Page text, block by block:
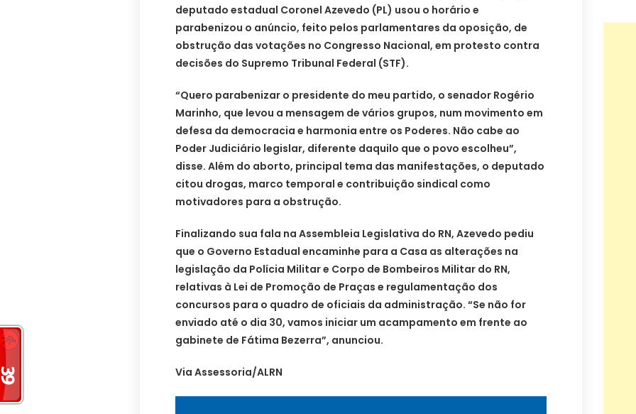
deputado estadual Coronel Azevedo (PL) usou o horário e
parabenizou o anúncio, feito pelos parlamentares da oposição, de
obstrução das votações no Congresso Nacional, em protesto contra
decisões do Supremo Tribunal Federal (STF).
“Quero parabenizar o presidente do meu partido, o senador Rogério
Marinho, que levou a mensagem de vários grupos, num movimento em
defesa da democracia e harmonia entre os Poderes. Não cabe ao
Poder Judiciário legislar, diferente daquilo que o povo escolheu”,
disse. Além do aborto, principal tema das manifestações, o deputado
citou drogas, marco temporal e contribuição sindical como
motivadores para a obstrução.
Finalizando sua fala na Assembleia Legislativa do RN, Azevedo pediu
que o Governo Estadual encaminhe para a Casa as alterações na
legislação da Polícia Militar e Corpo de Bombeiros Militar do RN,
relativas à Lei de Promoção de Praças e regulamentação dos
concursos para o quadro de oficiais da administração. “Se não for
enviado até o dia 30, vamos iniciar um acampamento em frente ao
gabinete de Fátima Bezerra”, anunciou.
Via Assessoria/ALRN